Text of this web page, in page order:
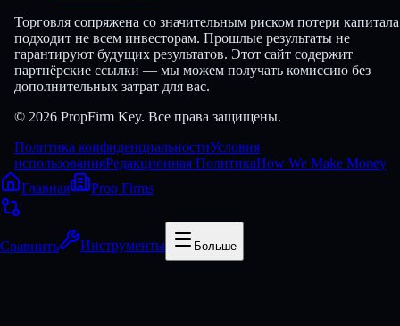
Торговля сопряжена со значительным риском потери
подходит не всем инвесторам. Прошлые результаты не
гарантируют будущих результатов. Этот сайт содержит
партнёрские ссылки — мы можем получать комиссию без
дополнительных затрат для вас.
© 2026 PropFirm Key. Все права защищены.
Политика конфиденциальностиУсловия
использованияРедакционная ПолитикаHow We Make Money
Главная
Prop Firms
Сравнить Инструменты Больше